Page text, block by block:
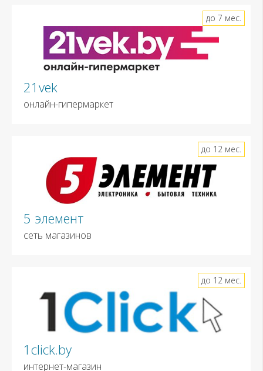
21vek
онлайн-гипермаркет
до 7 мес.
5 элемент
сеть магазинов
до 12 мес.
1click.by
интернет-магазин
до 12 мес.